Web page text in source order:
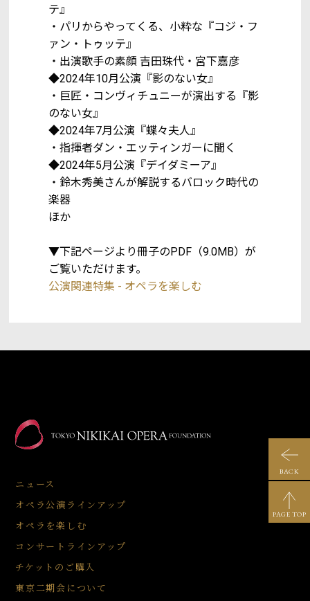
テ』
・パリからやってくる、小粋な『コジ・フ
ァン・トゥッテ』
・出演歌手の素顔 吉田珠代・宮下嘉彦
◆2024年10月公演『影のない女』
・巨匠・コンヴィチュニーが演出する『影
のない女』
◆2024年7月公演『蝶々夫人』
・指揮者ダン・エッティンガーに聞く
◆2024年5月公演『デイダミーア』
・鈴木秀美さんが解説するバロック時代の
楽器
ほか
▼下記ページより冊子のPDF（9.0MB）が
ご覧いただけます。
公演関連特集 - オペラを楽しむ
BACK
PAGE TOP
ニュース
オペラ公演ラインアップ
オペラを楽しむ
コンサートラインアップ
チケットのご購入
東京二期会について